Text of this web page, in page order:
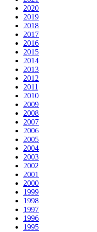
2020
2019
2018
2017
2016
2015
2014
2013
2012
2011
2010
2009
2008
2007
2006
2005
2004
2003
2002
2001
2000
1999
1998
1997
1996
1995